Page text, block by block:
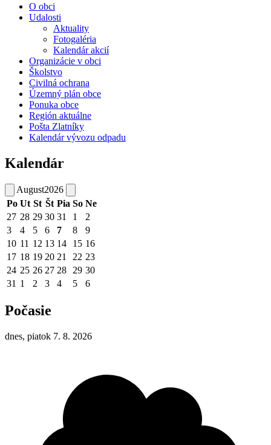
O obci
Udalosti
Aktuality
Fotogaléria
Kalendár akcií
Organizácie v obci
Školstvo
Civilná ochrana
Územný plán obce
Ponuka obce
Región aktuálne
Pošta Zlatníky
Kalendár vývozu odpadu
Kalendár
August2026
Po Ut St Št Pia So Ne
27 28 29 30 31 1
2
3
4 5 6 7 8
9
10 11 12 13 14 15 16
17 18 19 20 21 22 23
24 25 26 27 28 29 30
31 1 2 3 4 5 6
Počasie
dnes, piatok 7. 8. 2026